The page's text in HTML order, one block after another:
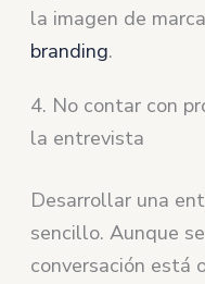
la imagen de
branding.
4. No contar con
la entrevista
Desarrollar una
sencillo. Aunque
conversación está